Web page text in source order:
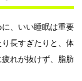
、いい睡眠は重要
長すぎたりと、体
れが抜けず、脂肪